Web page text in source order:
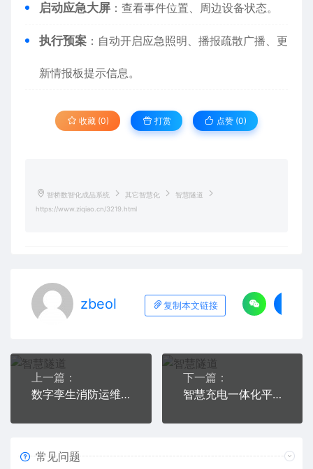
​启动应急大屏​ ​：查看事件位置、周边设备状态。
​执行预案​ ​：自动开启应急照明、播报疏散广播、更
新情报板提示信息。
收藏 (0) 打赏 点赞 (0)
智桥数智化成品系统 其它智慧化
智慧隧道
https://www.ziqiao.cn/3219.html
zbeol 复制本文链接
上一篇：
数字孪生消防运维平台
下一篇：
​​智慧充电一体化平台
常见问题